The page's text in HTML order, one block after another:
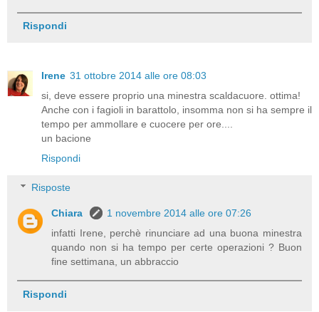
Rispondi
Irene 31 ottobre 2014 alle ore 08:03
si, deve essere proprio una minestra scaldacuore. ottima!
Anche con i fagioli in barattolo, insomma non si ha sempre il
tempo per ammollare e cuocere per ore....
un bacione
Rispondi
Risposte
Chiara
1 novembre 2014 alle ore 07:26
infatti Irene, perchè rinunciare ad una buona minestra
quando non si ha tempo per certe operazioni ? Buon
fine settimana, un abbraccio
Rispondi